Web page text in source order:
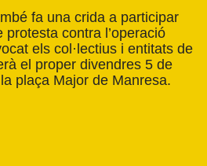
fa una crida a participar
contra l’operació
els col·lectius i entitats de
el proper divendres 5 de
plaça Major de Manresa.